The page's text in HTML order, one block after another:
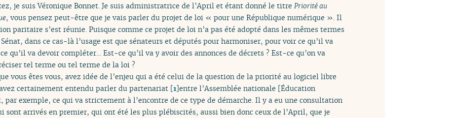
je suis Véronique Bonnet. Je suis administratrice de l’April et étant donné le titre Priorité au
, vous pensez peut-être que je vais parler du projet de loi « pour une République numérique ». Il
paritaire s’est réunie. Puisque comme ce projet de loi n’a pas été adopté dans les mêmes termes
dans ce cas-là l’usage est que sénateurs et députés pour harmoniser, pour voir ce qu’il va
qu’il va devoir compléter… Est-ce qu’il va y avoir des annonces de décrets ? Est-ce qu’on va
tel terme ou tel terme de la loi ?
vous êtes vous, avez idée de l’enjeu qui a été celui de la question de la priorité au logiciel libre
certainement entendu parler du partenariat [1]entre l’Assemblée nationale [Éducation
exemple, ce qui va strictement à l’encontre de ce type de démarche. Il y a eu une consultation
sont arrivés en premier, qui ont été les plus plébiscités, aussi bien donc ceux de l’April, que je